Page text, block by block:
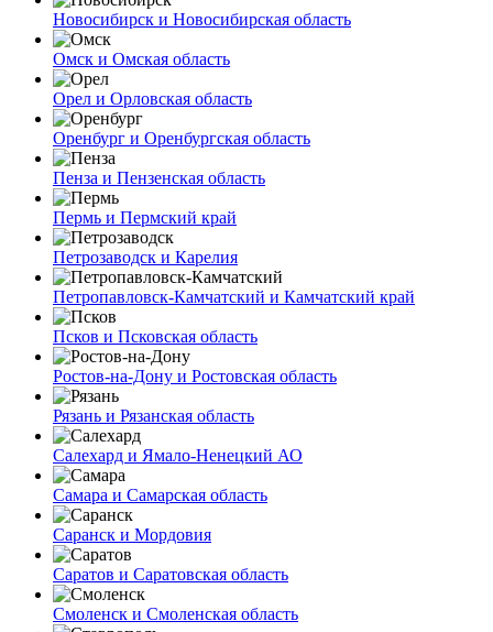
Новосибирск и Новосибирская область
Омск и Омская область
Орел и Орловская область
Оренбург и Оренбургская область
Пенза и Пензенская область
Пермь и Пермский край
Петрозаводск и Карелия
Петропавловск-Камчатский и Камчатский край
Псков и Псковская область
Ростов-на-Дону и Ростовская область
Рязань и Рязанская область
Салехард и Ямало-Ненецкий АО
Самара и Самарская область
Саранск и Мордовия
Саратов и Саратовская область
Смоленск и Смоленская область